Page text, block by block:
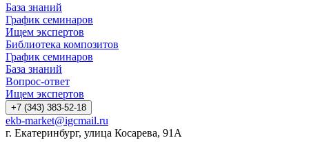
База знаний
График семинаров
Ищем экспертов
Библиотека композитов
График семинаров
База знаний
Вопрос-ответ
Ищем экспертов
+7 (343) 383-52-18
ekb-market@igcmail.ru
г. Екатеринбург, улица Косарева, 91А